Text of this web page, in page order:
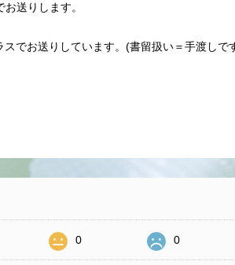
送りします。
でお送りしています。(書留扱い＝手渡し
0 0